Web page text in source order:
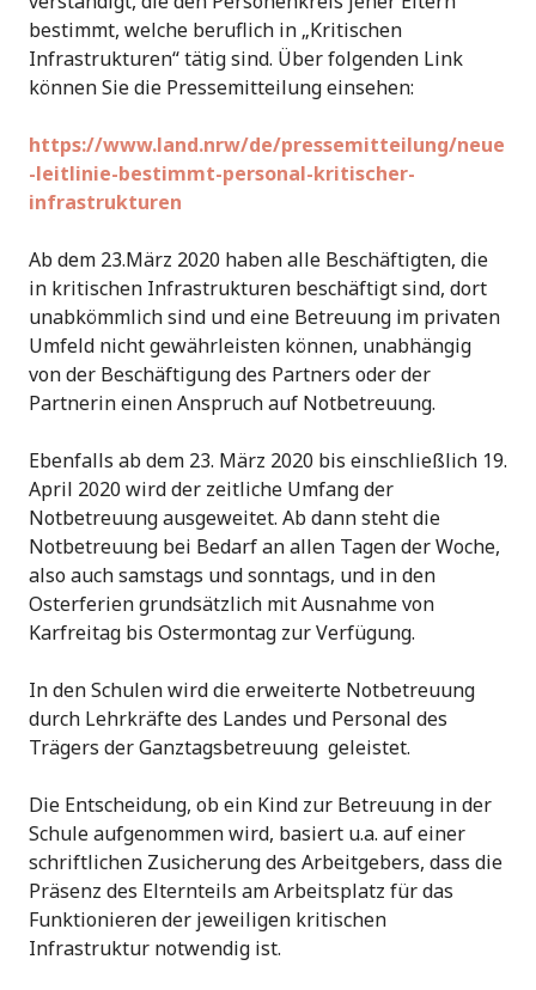
bestimmt, welche beruflich in „Kritischen
Infrastrukturen“ tätig sind. Über folgenden Link
können Sie die Pressemitteilung einsehen:
https://www.land.nrw/de/pressemitteilung/neue
-leitlinie-bestimmt-personal-kritischer-
infrastrukturen
Ab dem 23.März 2020 haben alle Beschäftigten, die
in kritischen Infrastrukturen beschäftigt sind, dort
unabkömmlich sind und eine Betreuung im privaten
Umfeld nicht gewährleisten können, unabhängig
von der Beschäftigung des Partners oder der
Partnerin einen Anspruch auf Notbetreuung.
Ebenfalls ab dem 23. März 2020 bis einschließlich 19.
April 2020 wird der zeitliche Umfang der
Notbetreuung ausgeweitet. Ab dann steht die
Notbetreuung bei Bedarf an allen Tagen der Woche,
also auch samstags und sonntags, und in den
Osterferien grundsätzlich mit Ausnahme von
Karfreitag bis Ostermontag zur Verfügung.
In den Schulen wird die erweiterte Notbetreuung
durch Lehrkräfte des Landes und Personal des
Trägers der Ganztagsbetreuung geleistet.
Die Entscheidung, ob ein Kind zur Betreuung in der
Schule aufgenommen wird, basiert u.a. auf einer
schriftlichen Zusicherung des Arbeitgebers, dass die
Präsenz des Elternteils am Arbeitsplatz für das
Funktionieren der jeweiligen kritischen
Infrastruktur notwendig ist.